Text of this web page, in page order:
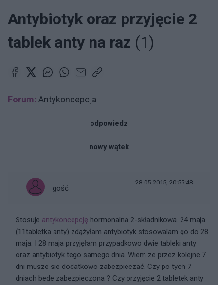
Antybiotyk oraz przyjęcie 2
tablek anty na raz (1)
Forum: Antykoncepcja
odpowiedz
nowy wątek
gość
28-05-2015, 20:55:48
Stosuje antykoncepcję hormonalna 2-składnikowa. 24 maja
(11tabletka anty) zdążyłam antybiotyk stosowalam go do 28
maja. I 28 maja przyjęłam przypadkowo dwie tableki anty
oraz antybiotyk tego samego dnia. Wiem ze przez kolejne 7
dni musze sie dodatkowo zabezpieczać. Czy po tych 7
dniach bede zabezpieczona ? Czy przyjęcie 2 tabletek anty